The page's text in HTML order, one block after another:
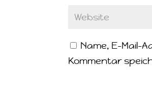
Name, E-Mail-
Kommentar